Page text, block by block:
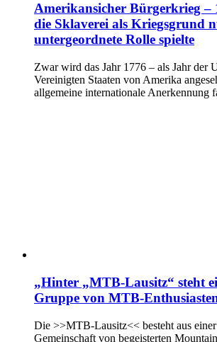
Amerikansicher Bürgerkrieg –
die Sklaverei als Kriegsgrund
untergeordnete Rolle spielte
Zwar wird das Jahr 1776 – als Jahr der
Vereinigten Staaten von Amerika
allgemeine internationale Anerkennung
„Hinter „MTB-Lausitz“ steht
Gruppe von MTB-
Die >>MTB-Lausitz<< besteht aus einer
Gemeinschaft von begeisterten